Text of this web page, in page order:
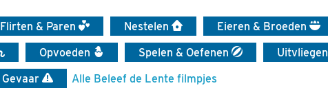
Flirten & Paren Nestelen
Eieren & Broeden
Opvoeden Spelen & Oefenen
Uitvliegen
Gevaar Alle Beleef de Lente filmpjes